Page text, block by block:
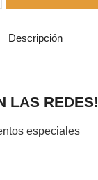
Descripción
LAS REDES!
especiales